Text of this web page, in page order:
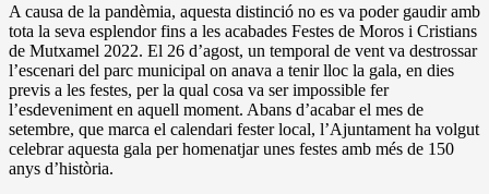
A causa de la pandèmia, aquesta distinció no es va poder gaudir amb
tota la seva esplendor fins a les acabades Festes de Moros i Cristians
de Mutxamel 2022. El 26 d’agost, un temporal de vent va destrossar
l’escenari del parc municipal on anava a tenir lloc la gala, en dies
previs a les festes, per la qual cosa va ser impossible fer
l’esdeveniment en aquell moment. Abans d’acabar el mes de
setembre, que marca el calendari fester local, l’Ajuntament ha volgut
celebrar aquesta gala per homenatjar unes festes amb més de 150
anys d’història.